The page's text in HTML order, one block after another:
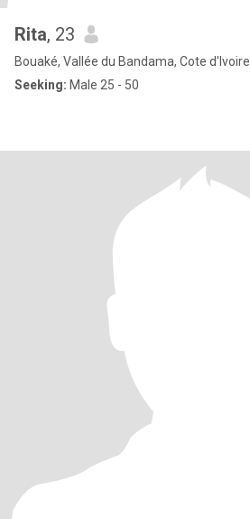
Rita, 23
Bouaké, Vallée du Bandama, Cote d'Ivoire
Seeking: Male 25 - 50